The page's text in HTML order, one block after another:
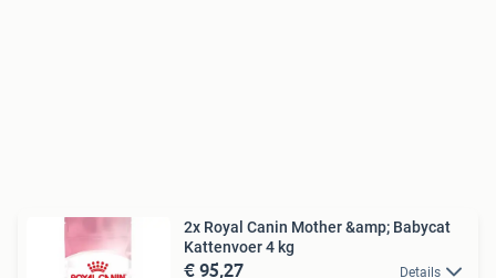
2x Royal Canin Mother &amp; Babycat
Kattenvoer 4 kg
€ 95,27 Details